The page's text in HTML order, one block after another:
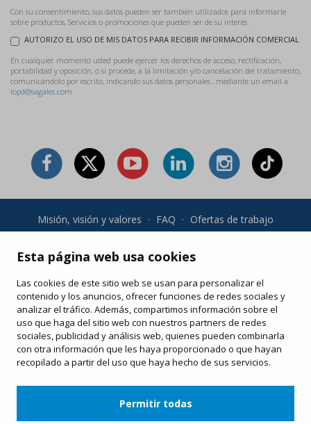
Esta página web usa cookies
Las cookies de este sitio web se usan para personalizar el
contenido y los anuncios, ofrecer funciones de redes sociales y
analizar el tráfico. Además, compartimos información sobre el
uso que haga del sitio web con nuestros partners de redes
sociales, publicidad y análisis web, quienes pueden combinarla
con otra información que les haya proporcionado o que hayan
recopilado a partir del uso que haya hecho de sus servicios.
Permitir todas
Con su consentimiento, sus datos pueden ser también utilizados para informarle
sobre productos, Servicios o promociones que pueden ser de su interés.
AUTORIZO EL USO DE MIS DATOS PARA RECIBIR INFORMACIÓN COMERCIAL
En cualquier momento usted puede ejercer los derechos de acceso, rectificación,
portabilidad y oposición, o si procede, a la limitación y/o cancelación del tratamiento,
comunicándolo por escrito, indicando sus datos personales , mediante un email a
lopd@sagales.com
Misión, visión y valores · FAQ · Ofertas de trabajo
de compra · Política de cookies
Tus compras online
Modifica o vuelve a imprimir tu e-ticket